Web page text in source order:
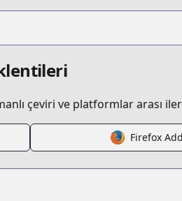
www.cdjapan.co.jp/
çeviri ve platformlar arası
Firefox